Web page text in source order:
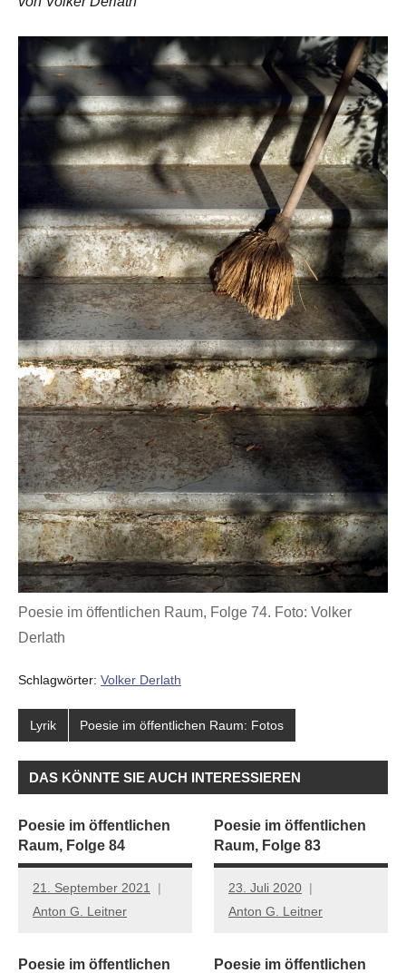
Poesie im öffentlichen Raum, Folge 74. Foto: Volker
Derlath
Schlagwörter: Volker Derlath
Lyrik Poesie im öffentlichen Raum: Fotos
DAS KÖNNTE SIE AUCH INTERESSIEREN
Poesie im öffentlichen
Raum, Folge 84
21. September 2021
Anton G. Leitner
Poesie im öffentlichen
Raum, Folge 83
23. Juli 2020
Anton G. Leitner
Poesie im öffentlichen
Poesie im öffentlichen